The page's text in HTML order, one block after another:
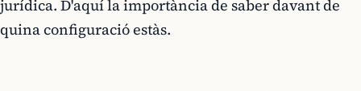
jurídica. D'aquí la importància de saber davant de
quina configuració estàs.